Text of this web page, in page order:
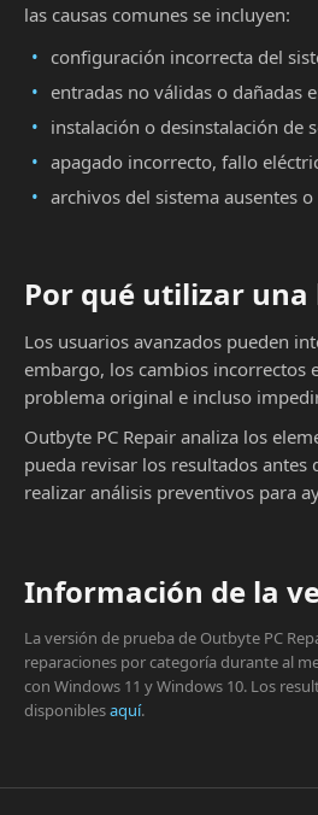
las causas comunes se incluyen:
configuración incorrecta del
entradas no válidas o dañadas
instalación o desinstalación de
apagado incorrecto, fallo
archivos del sistema ausentes o
Por qué utilizar
Los usuarios avanzados pueden
embargo, los cambios incorrectos
problema original e incluso
Outbyte PC Repair analiza los
pueda revisar los resultados
realizar análisis preventivos para
Información de la
La versión de prueba de Outbyte PC
reparaciones por categoría durante al
con Windows 11 y Windows 10. Los
disponiblesaquí.